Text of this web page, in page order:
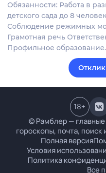
Обязанности: Работа в
детского сада до 8
Соблюдение режимных
Грамотная речь
Профильное
© Рамблер — главные
гороскопы, почта,
Полная версия
Условия
Политика
Все
18+